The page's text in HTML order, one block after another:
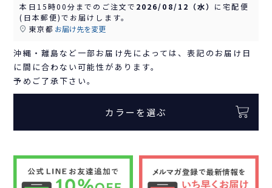
本日 15時00分 までのご注文で 2026/08/12（水） に宅配便
(日本郵便)でお届けします。
東京都 お届け先を変更
沖縄・離島など一部お届け先によっては、表記のお届け日
に間に合わない可能性があります。
予めご了承下さい。
カラーを選ぶ